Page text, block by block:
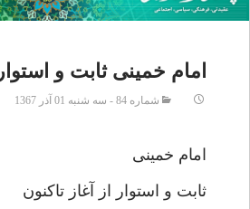
امام خمینی ثابت و استوار
شماره 84 - سه شنبه 01 آذر 1367
امام خمینی
ثابت و استوار از آغاز تاکنون